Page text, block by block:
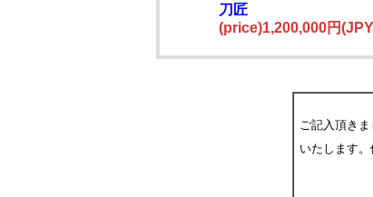
刀匠
(price)1,200,000円
ご記入頂き
いたします